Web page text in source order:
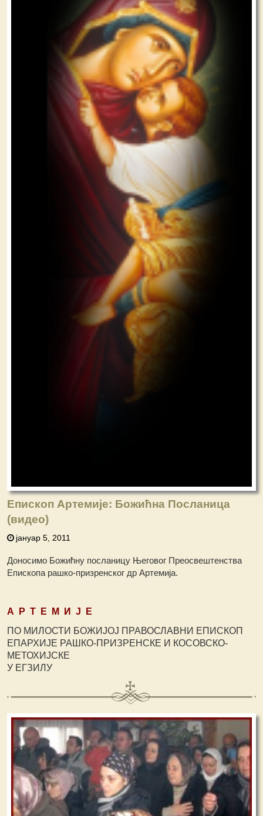
Епископ Артемије: Божићна Посланица
(видео)
јануар 5, 2011
Доносимо Божићну посланицу Његовог Преосвештенства
Епископа рашко-призренског др Артемија.
А Р Т Е М И Ј Е
ПО МИЛОСТИ БОЖИЈОЈ ПРАВОСЛАВНИ ЕПИСКОП
ЕПАРХИЈЕ РАШКО-ПРИЗРЕНСКЕ И КОСОВСКО-
МЕТОХИЈСКЕ
У ЕГЗИЛУ